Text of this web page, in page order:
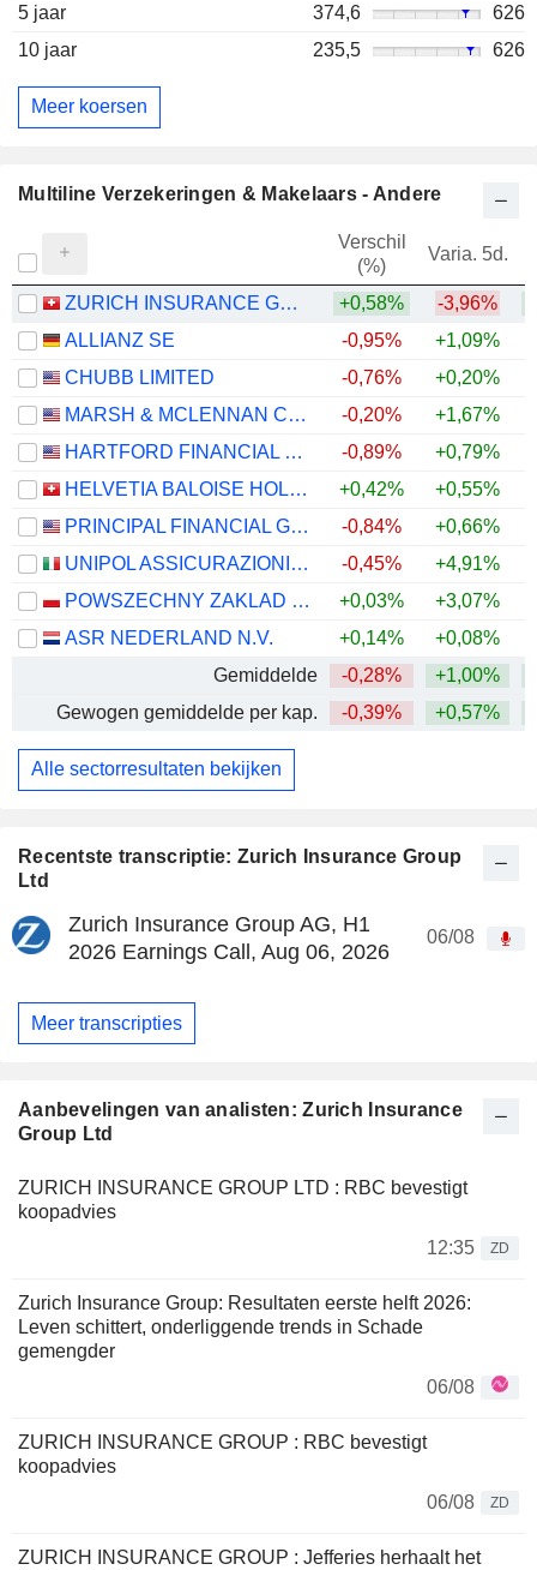
Recentste transcriptie: Zurich Insurance Group
Ltd
Zurich Insurance Group AG, H1
2026 Earnings Call, Aug 06, 2026
06/08
Meer transcripties
Aanbevelingen van analisten: Zurich Insurance
Group Ltd
ZURICH INSURANCE GROUP LTD : RBC bevestigt
koopadvies
12:35
ZD
Zurich Insurance Group: Resultaten eerste helft 2026:
Leven schittert, onderliggende trends in Schade
gemengder
06/08
ZURICH INSURANCE GROUP : RBC bevestigt
koopadvies
06/08
ZD
ZURICH INSURANCE GROUP : Jefferies herhaalt het
5 jaar
374,6
626
10 jaar
235,5 626
Meer koersen
Multiline Verzekeringen & Makelaars - Andere
Verschil
(%)
Varia. 5d.
ZURICH INSURANCE GROUP LTD +0,58% -3,96%
ALLIANZ SE
-0,95% +1,09%
CHUBB LIMITED
-0,76% +0,20%
MARSH & MCLENNAN COMPANIES
-0,20% +1,67%
HARTFORD FINANCIAL SERVICES GROUP (THE), INC.
-0,89% +0,79%
HELVETIA BALOISE HOLDING AG
+0,42% +0,55%
PRINCIPAL FINANCIAL GROUP, INC.
-0,84% +0,66%
UNIPOL ASSICURAZIONI S.P.A.
-0,45% +4,91%
POWSZECHNY ZAKLAD UBEZPIECZE? SPÓLKA AKCYJNA
+0,03% +3,07%
ASR NEDERLAND N.V.
+0,14% +0,08%
Gemiddelde
-0,28% +1,00%
Gewogen gemiddelde per kap.
-0,39% +0,57%
Alle sectorresultaten bekijken